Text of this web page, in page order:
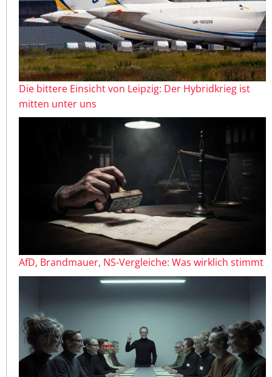
Die bittere Einsicht von Leipzig: Der Hybridkrieg ist
mitten unter uns
AfD, Brandmauer, NS-Vergleiche: Was wirklich stimmt